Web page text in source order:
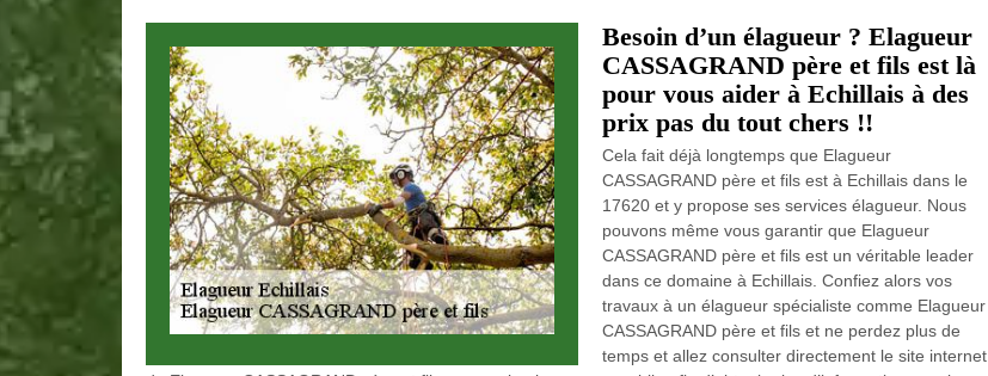
Besoin d’un élagueur ? Elagueur
CASSAGRAND père et fils est là
pour vous aider à Echillais à des
prix pas du tout chers !!
Cela fait déjà longtemps que Elagueur
CASSAGRAND père et fils est à Echillais dans le
17620 et y propose ses services élagueur. Nous
pouvons même vous garantir que Elagueur
CASSAGRAND père et fils est un véritable leader
dans ce domaine à Echillais. Confiez alors vos
travaux à un élagueur spécialiste comme Elagueur
CASSAGRAND père et fils et ne perdez plus de
temps et allez consulter directement le site internet